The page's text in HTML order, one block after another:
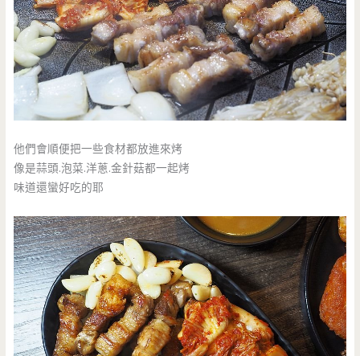
他們會順便把一些食材都放進來烤
像是蒜頭.泡菜.洋蔥.金針菇都一起烤
味道還蠻好吃的耶